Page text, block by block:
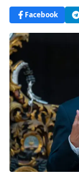
Facebook